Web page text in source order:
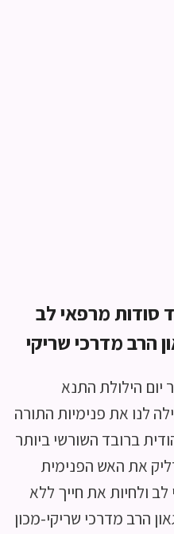
סודות מרפאי לב
הרב מדרכי שריקי
יום הילולת התנא
לנו את פנימיות התורה
ברובד השורשי ביותר
את האש הפנימית
ולחיות את חייך ללא
הרב מדרכי שריקי-מכון